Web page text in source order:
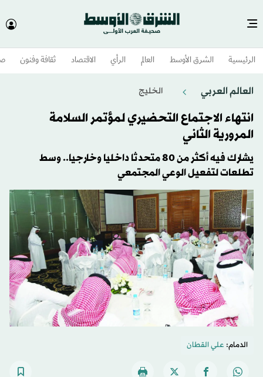
الرئيسية الشرق الأوسط​ العالم الرأي الاقتصاد ثقافة وفنون
العالم العربي الخليج
انتهاء الاجتماع التحضيري لمؤتمر السلامة
المرورية الثاني
يشارك فيه أكثر من 80 متحدثا داخليا وخارجيا.. وسط
تطلعات لتفعيل الوعي المجتمعي
الدمام: علي القطان